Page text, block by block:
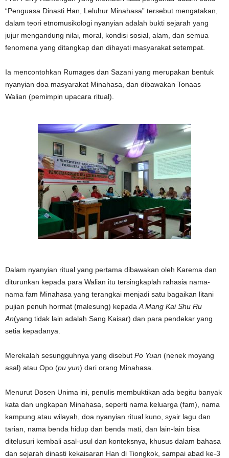
“Penguasa Dinasti Han, Leluhur Minahasa” tersebut mengatakan,
dalam teori etnomusikologi nyanyian adalah bukti sejarah yang
jujur mengandung nilai, moral, kondisi sosial, alam, dan semua
fenomena yang ditangkap dan dihayati masyarakat setempat.
Ia mencontohkan Rumages dan Sazani yang merupakan bentuk
nyanyian doa masyarakat Minahasa, dan dibawakan Tonaas
Walian (pemimpin upacara ritual).
Dalam nyanyian ritual yang pertama dibawakan oleh Karema dan
diturunkan kepada para Walian itu tersingkaplah rahasia nama-
nama fam Minahasa yang terangkai menjadi satu bagaikan litani
pujian penuh hormat (malesung) kepada A Mang Kai Shu Ru
An(yang tidak lain adalah Sang Kaisar) dan para pendekar yang
setia kepadanya.
Merekalah sesungguhnya yang disebut Po Yuan (nenek moyang
asal) atau Opo (pu yun) dari orang Minahasa.
Menurut Dosen Unima ini, penulis membuktikan ada begitu banyak
kata dan ungkapan Minahasa, seperti nama keluarga (fam), nama
kampung atau wilayah, doa nyanyian ritual kuno, syair lagu dan
tarian, nama benda hidup dan benda mati, dan lain-lain bisa
ditelusuri kembali asal-usul dan konteksnya, khusus dalam bahasa
dan sejarah dinasti kekaisaran Han di Tiongkok, sampai abad ke-3